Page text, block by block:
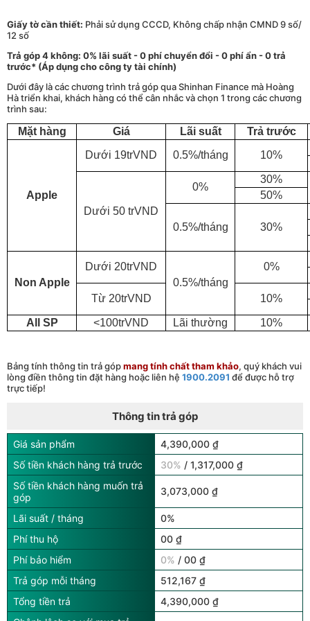
Giấy tờ cần thiết: Phải sử dụng CCCD, Không chấp nhận CMND 9 số/
12 số
Trả góp 4 không: 0% lãi suất - 0 phí chuyển đổi - 0 phí ẩn - 0 trả
trước* (Áp dụng cho công ty tài chính)
Dưới đây là các chương trình trả góp qua Shinhan Finance mà Hoàng
Hà triển khai, khách hàng có thể cân nhắc và chọn 1 trong các chương
trình sau:
Mặt hàng Giá Lãi suất Trả trước
Apple
Dưới 19trVND 0.5%/tháng 10%
Dưới 50 trVND
0%
30%
50%
0.5%/tháng 30%
Non Apple
Dưới 20trVND
0.5%/tháng
0%
Từ 20trVND 10%
All SP <100trVND Lãi thường 10%
Bảng tính thông tin trả gópmang tính chất tham khảo, quý khách vui
lòng điền thông tin đặt hàng hoặc liên hệ 1900.2091 để được hỗ trợ
trực tiếp!
Thông tin trả góp
Giá sản phẩm
4,390,000 ₫
Số tiền khách hàng trả trước
30% / 1,317,000 ₫
Số tiền khách hàng muốn trả
góp
3,073,000 ₫
Lãi suất / tháng
0%
Phí thu hộ
00 ₫
Phí bảo hiểm
0% / 00 ₫
Trả góp mỗi tháng
512,167 ₫
Tổng tiền trả
4,390,000 ₫